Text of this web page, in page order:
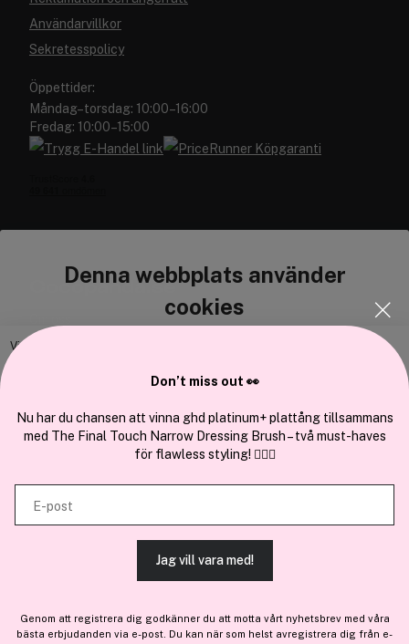
Denna webbplats använder
cookies
Vi använder enhetsidentifierare för att anpassa innehållet och
och annan information från din enhet till de sociala medier och annons-
och analysföretag som vi samarbetar med. Dessa kan i sin tur
kombinera informationen med annan information som du har
tillhandahållit eller som de har samlat in när du har använt deras
tjänster.
TILLÅT ALLA COOKIES
Användarvillkor
Sekretesspolicy
Öppettider:
Måndag–torsdag: 10:00–16:00
Fredag: 10:00–15:00
Cocopanda.se
En del avBrandsdal Group AS
Don’t miss out 👀
Nu har du chansen att vinna ghd platinum+ plattång tillsammans
med The Final Touch Narrow Dressing Brush – två must-haves
för flawless styling! 💇‍♀️✨
E-post
Jag vill vara med!
Genom att registrera dig godkänner du att motta vårt nyhetsbrev med våra
bästa erbjudanden via e-post. Du kan när som helst avregistrera dig från e-